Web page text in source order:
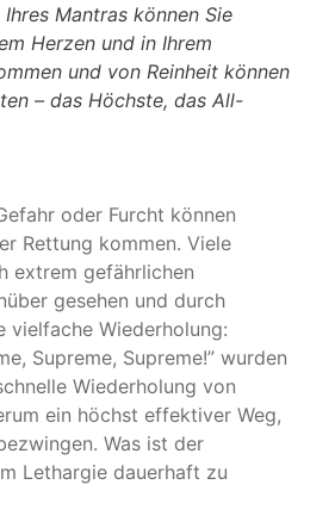
Mantras können Sie
Herzen und in Ihrem
und von Reinheit können
– das Höchste, das All-
oder Furcht können
Rettung kommen. Viele
extrem gefährlichen
gesehen und durch
vielfache Wiederholung:
Supreme, Supreme!” wurden
Wiederholung von
ein höchst effektiver Weg,
Was ist der
Lethargie dauerhaft zu